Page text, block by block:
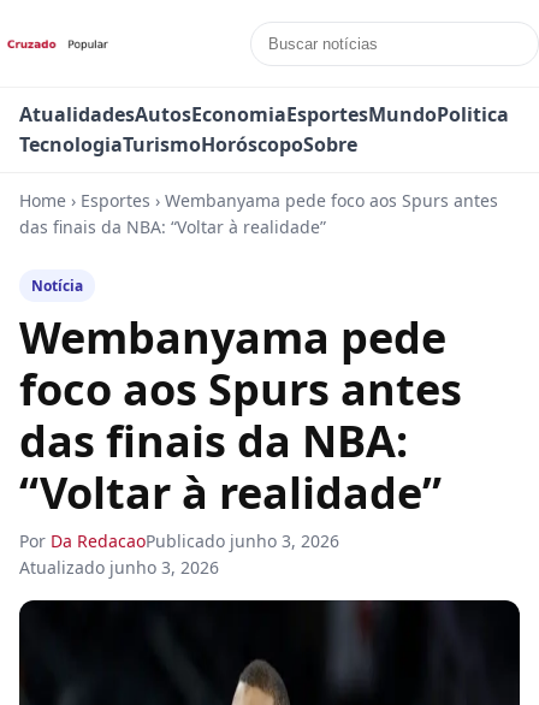
AtualidadesAutosEconomiaEsportesMundoPolitica
TecnologiaTurismoHoróscopoSobre
Home › Esportes › Wembanyama pede foco aos Spurs antes
das finais da NBA: “Voltar à realidade”
Notícia
Wembanyama pede
foco aos Spurs antes
das finais da NBA:
“Voltar à realidade”
Por Da RedacaoPublicado junho 3, 2026
Atualizado junho 3, 2026